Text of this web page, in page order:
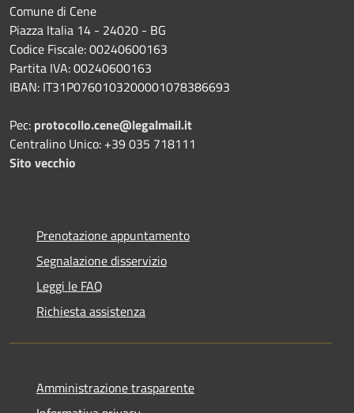
Comune di Cene
Piazza Italia 14 - 24020 - BG
Codice Fiscale: 00240600163
Partita IVA: 00240600163
IBAN: IT31P0760103200001078386693
Pec: protocollo.cene@legalmail.it
Centralino Unico: +39 035 718111
Sito vecchio
Prenotazione appuntamento
Segnalazione disservizio
Leggi le FAQ
Richiesta assistenza
Amministrazione trasparente